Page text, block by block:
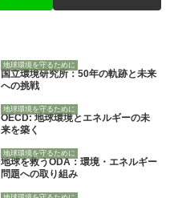
地球環境を守るために
国立環境研究所：50年の軌跡と未来
への挑戦
地球環境を守るために
OECD: 地球環境とエネルギーの未
来を築く
地球環境を守るために
地球を救うODA：環境・エネルギー
問題への取り組み